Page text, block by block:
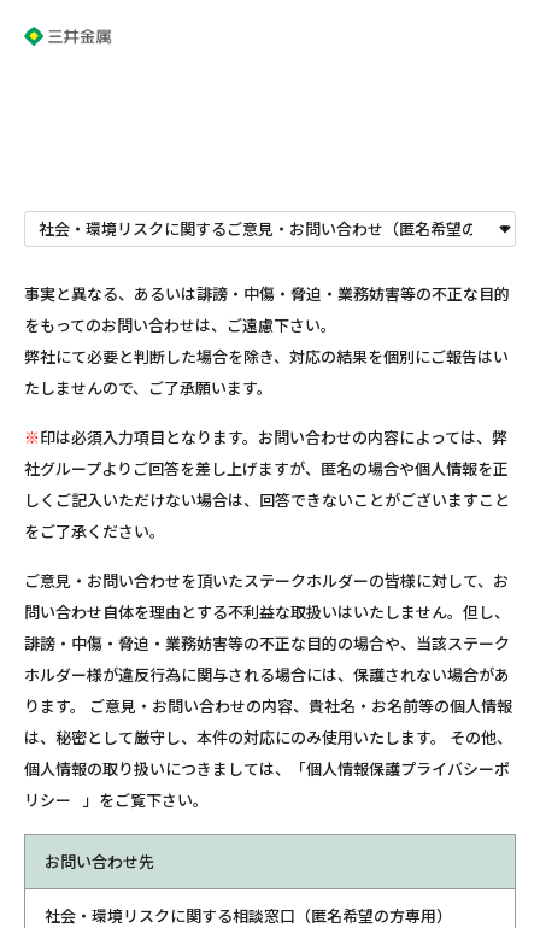
事実と異なる、あるいは誹謗・中傷・脅迫・業務妨害等の不正な目的
をもってのお問い合わせは、ご遠慮下さい。
弊社にて必要と判断した場合を除き、対応の結果を個別にご報告はい
たしませんので、ご了承願います。
※印は必須入力項目となります。お問い合わせの内容によっては、弊
社グループよりご回答を差し上げますが、匿名の場合や個人情報を正
しくご記入いただけない場合は、回答できないことがございますこと
をご了承ください。
ご意見・お問い合わせを頂いたステークホルダーの皆様に対して、お
問い合わせ自体を理由とする不利益な取扱いはいたしません。但し、
誹謗・中傷・脅迫・業務妨害等の不正な目的の場合や、当該ステーク
ホルダー様が違反行為に関与される場合には、保護されない場合があ
ります。 ご意見・お問い合わせの内容、貴社名・お名前等の個人情報
は、秘密として厳守し、本件の対応にのみ使用いたします。 その他、
個人情報の取り扱いにつきましては、「個人情報保護プライバシーポ
リシー
」をご覧下さい。
お問い合わせ先
社会・環境リスクに関する相談窓口（匿名希望の方専用）